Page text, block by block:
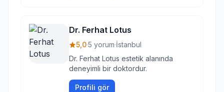
Dr. Ferhat Lotus
5,0·5 yorum·İstanbul
Dr. Ferhat Lotus estetik alanında
deneyimli bir doktordur.
Profili gör